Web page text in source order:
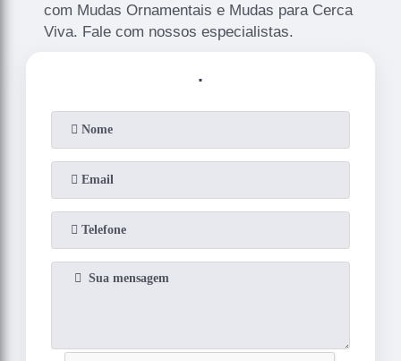
com Mudas Ornamentais e Mudas para Cerca
Viva. Fale com nossos especialistas.
.